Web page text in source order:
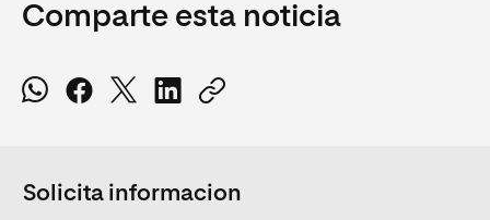
Comparte esta noticia
Solicita informacion